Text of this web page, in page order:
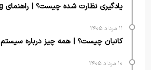
۱۱ مرداد ۱۴۰۵
کانبان چیست؟ | همه چیز درباره سیستم Kanban
۱۰ مرداد ۱۴۰۵